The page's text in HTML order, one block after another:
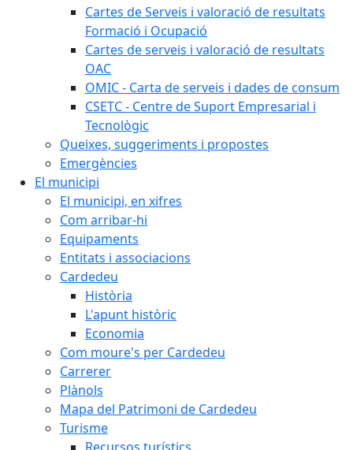
Cartes de Serveis i valoració de resultats
Formació i Ocupació
Cartes de serveis i valoració de resultats
OAC
OMIC - Carta de serveis i dades de consum
CSETC - Centre de Suport Empresarial i
Tecnològic
Queixes, suggeriments i propostes
Emergències
El municipi
El municipi, en xifres
Com arribar-hi
Equipaments
Entitats i associacions
Cardedeu
Història
L'apunt històric
Economia
Com moure's per Cardedeu
Carrerer
Plànols
Mapa del Patrimoni de Cardedeu
Turisme